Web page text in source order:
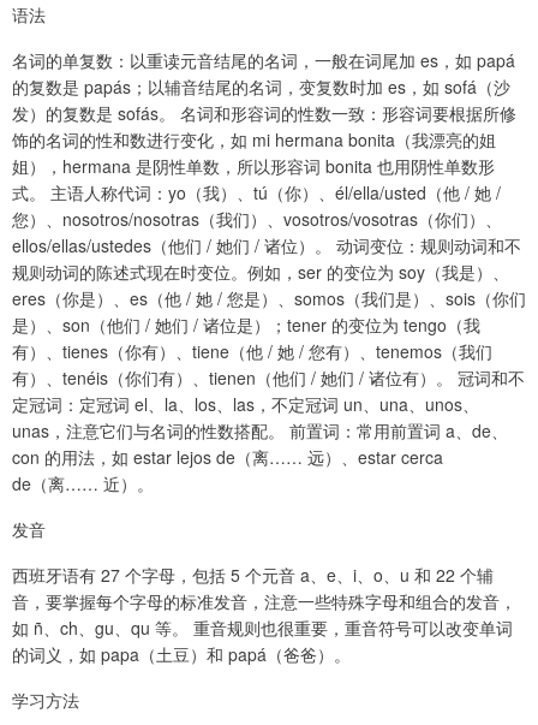
语法
名词的单复数：以重读元音结尾的名词，一般在词尾加 es，如 papá
的复数是 papás；以辅音结尾的名词，变复数时加 es，如 sofá（沙
发）的复数是 sofás。 名词和形容词的性数一致：形容词要根据所修
饰的名词的性和数进行变化，如 mi hermana bonita（我漂亮的姐
姐），hermana 是阴性单数，所以形容词 bonita 也用阴性单数形
式。 主语人称代词：yo（我）、tú（你）、él/ella/usted（他 / 她 /
您）、nosotros/nosotras（我们）、vosotros/vosotras（你们）、
ellos/ellas/ustedes（他们 / 她们 / 诸位）。 动词变位：规则动词和不
规则动词的陈述式现在时变位。例如，ser 的变位为 soy（我是）、
eres（你是）、es（他 / 她 / 您是）、somos（我们是）、sois（你们
是）、son（他们 / 她们 / 诸位是）；tener 的变位为 tengo（我
有）、tienes（你有）、tiene（他 / 她 / 您有）、tenemos（我们
有）、tenéis（你们有）、tienen（他们 / 她们 / 诸位有）。 冠词和不
定冠词：定冠词 el、la、los、las，不定冠词 un、una、unos、
unas，注意它们与名词的性数搭配。 前置词：常用前置词 a、de、
con 的用法，如 estar lejos de（离…… 远）、estar cerca
de（离…… 近）。
发音
西班牙语有 27 个字母，包括 5 个元音 a、e、i、o、u 和 22 个辅
音，要掌握每个字母的标准发音，注意一些特殊字母和组合的发音，
如 ñ、ch、gu、qu 等。 重音规则也很重要，重音符号可以改变单词
的词义，如 papa（土豆）和 papá（爸爸）。
学习方法